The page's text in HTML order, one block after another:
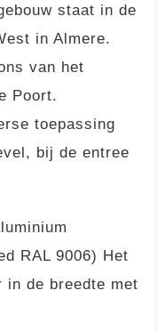
staat in de
in Almere.
van het
Poort.
toepassing
bij de entree
RAL 9006) Het
in de breedte met